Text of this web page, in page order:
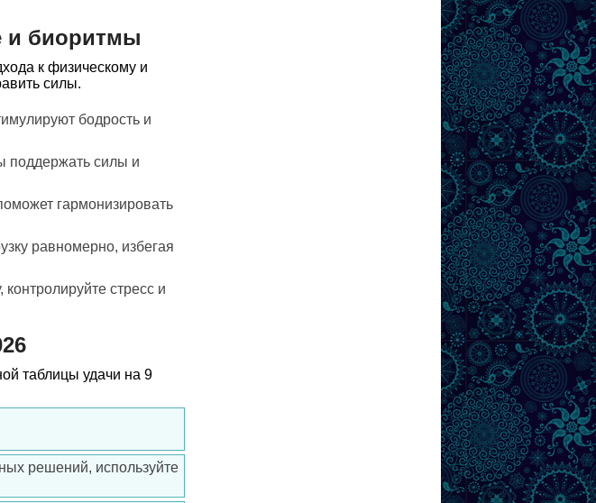
и биоритмы
к физическому и
силы.
бодрость и
поддержать силы и
гармонизировать
равномерно, избегая
стресс и
таблицы удачи на 9
решений, используйте